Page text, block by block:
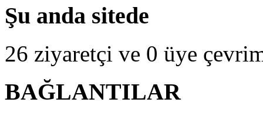
Şu anda sitede
26 ziyaretçi ve 0 üye
BAĞLANTILAR